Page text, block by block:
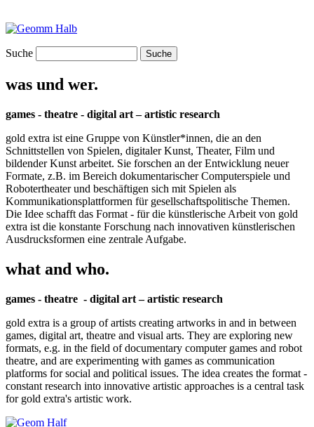
Suche
was und wer.
games - theatre - digital art – artistic research
gold extra ist eine Gruppe von Künstler*innen, die an den
Schnittstellen von Spielen, digitaler Kunst, Theater, Film und
bildender Kunst arbeitet. Sie forschen an der Entwicklung neuer
Formate, z.B. im Bereich dokumentarischer Computerspiele und
Robotertheater und beschäftigen sich mit Spielen als
Kommunikationsplattformen für gesellschaftspolitische Themen.
Die Idee schafft das Format - für die künstlerische Arbeit von gold
extra ist die konstante Forschung nach innovativen künstlerischen
Ausdrucksformen eine zentrale Aufgabe.
what and who.
games - theatre - digital art – artistic research
gold extra is a group of artists creating artworks in and in between
games, digital art, theatre and visual arts. They are exploring new
formats, e.g. in the field of documentary computer games and robot
theatre, and are experimenting with games as communication
platforms for social and political issues. The idea creates the format -
constant research into innovative artistic approaches is a central task
for gold extra's artistic work.